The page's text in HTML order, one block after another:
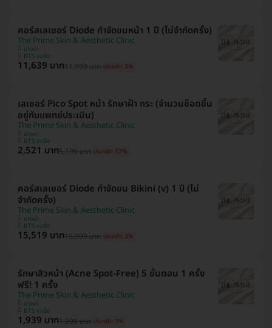
คอร์สเลเซอร์ Diode กำจัดขนหน้า 1 ปี (ไม่จำกัดครั้ง)
The Prime Skin & Aesthetic Clinic
บางนา
BTS แบริ่ง
11,639 บาท11,999 บาท ประหยัด 3%
เลเซอร์ Pico Spot หน้า รักษาฝ้า กระ (จำนวนช็อตขึ้น
อยู่กับแพทย์ประเมิน)
The Prime Skin & Aesthetic Clinic
บางนา
BTS แบริ่ง
2,521 บาท5,199 บาท ประหยัด 52%
คอร์สเลเซอร์ Diode กำจัดขน Bikini (v) 1 ปี (ไม่
จำกัดครั้ง)
The Prime Skin & Aesthetic Clinic
บางนา
BTS แบริ่ง
15,519 บาท15,999 บาท ประหยัด 3%
รักษาสิวหน้า (Acne Spot-Free) 5 ขั้นตอน 1 ครั้ง
ฟรี! 1 ครั้ง
The Prime Skin & Aesthetic Clinic
บางนา
BTS แบริ่ง
1,939 บาท1,999 บาท ประหยัด 3%